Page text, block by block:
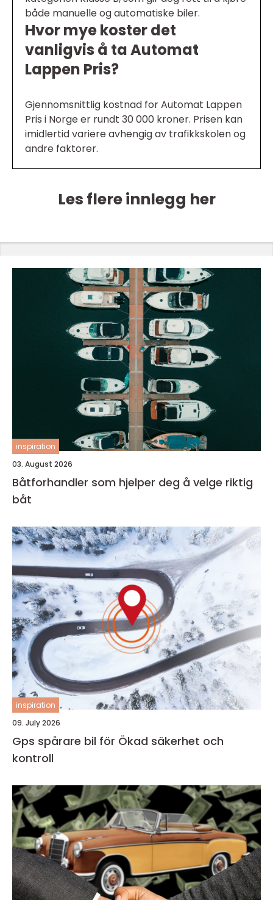
både manuelle og automatiske biler.
Hvor mye koster det
vanligvis å ta Automat
Lappen Pris?
Gjennomsnittlig kostnad for Automat Lappen
Pris i Norge er rundt 30 000 kroner. Prisen kan
imidlertid variere avhengig av trafikkskolen og
andre faktorer.
Les flere innlegg her
inspiration
03. August 2026
Båtforhandler som hjelper deg å velge riktig
båt
inspiration
09. July 2026
Gps spårare bil för Ökad säkerhet och
kontroll